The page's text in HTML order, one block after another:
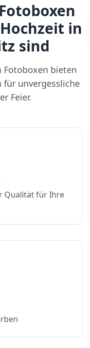
in
sind
Fotoboxen bieten
unvergessliche
Feier.
Qualität für Ihre